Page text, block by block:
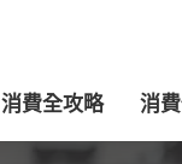
消費全攻略 消